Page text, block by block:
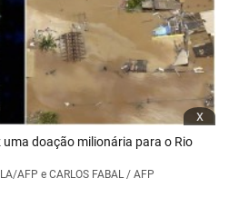
x
doação milionária para o Rio
AFP e CARLOS FABAL / AFP